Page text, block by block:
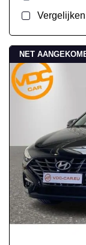
Vergelijken
NET